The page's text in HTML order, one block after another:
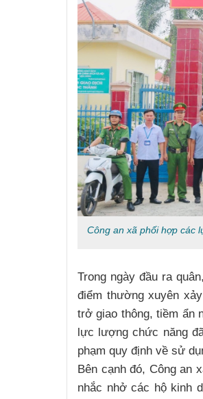
Công an xã phối hợp các
Trong ngày đầu ra
điểm thường xuyên
trở giao thông, tiềm ẩn
lực lượng chức năng
phạm quy định về sử
Bên cạnh đó, Công an
nhắc nhở các hộ kinh